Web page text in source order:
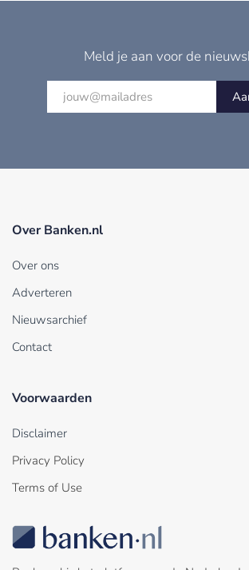
Meld je aan voor de
Over Banken.nl
Over ons
Adverteren
Nieuwsarchief
Contact
Voorwaarden
Disclaimer
Privacy Policy
Terms of Use